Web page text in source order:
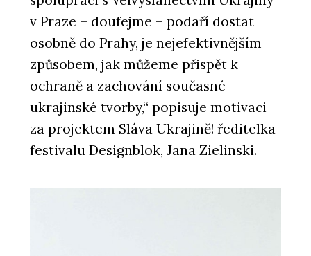
v Praze – doufejme – podaří dostat
osobně do Prahy, je nejefektivnějším
způsobem, jak můžeme přispět k
ochraně a zachování současné
ukrajinské tvorby,“ popisuje motivaci
za projektem Sláva Ukrajině! ředitelka
festivalu Designblok, Jana Zielinski.